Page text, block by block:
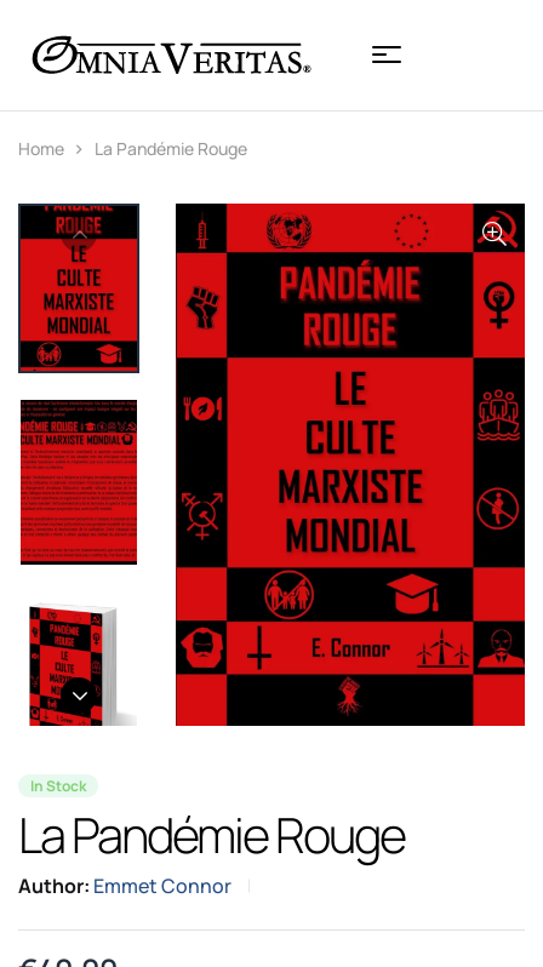
Home La Pandémie Rouge
In Stock
La Pandémie Rouge
Author: Emmet Connor